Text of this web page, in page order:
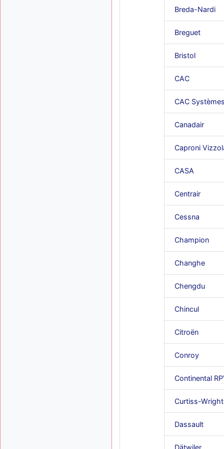
Breda-Nardi
Breguet
Bristol
CAC
CAC
Canadair
Caproni
CASA
Centrair
Cessna
Champion
Changhe
Chengdu
Chincul
Citroën
Conroy
Continental
Curtiss-Wright
Dassault
Dätwiler